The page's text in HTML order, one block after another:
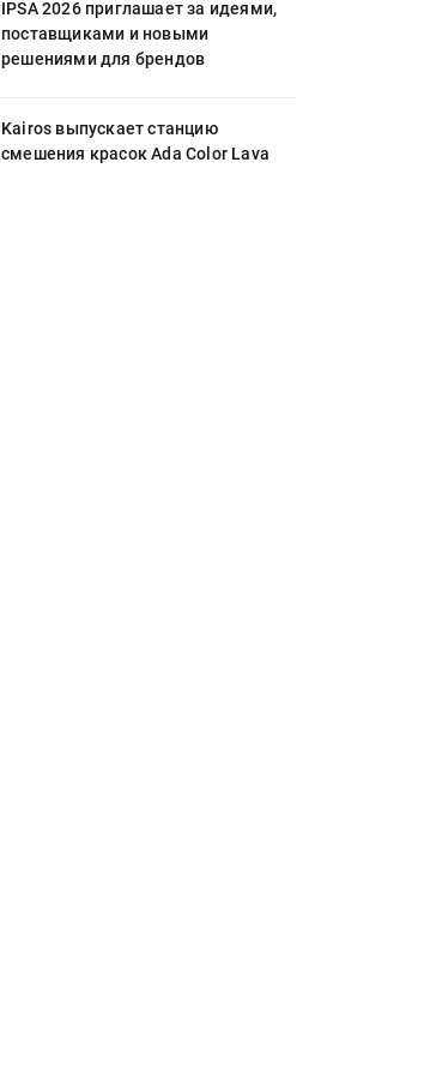
IPSA 2026 приглашает за идеями,
поставщиками и новыми
решениями для брендов
Kairos выпускает станцию
смешения красок Ada Color Lava